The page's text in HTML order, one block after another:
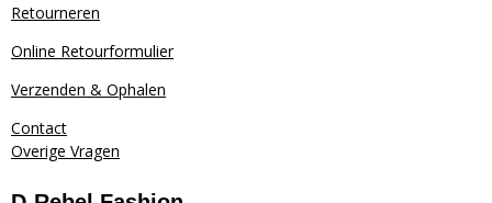
Retourneren
Online Retourformulier
Verzenden & Ophalen
Contact
Overige Vragen